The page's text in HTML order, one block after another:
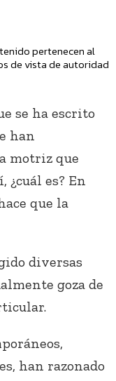
pertenecen al
de vista de autoridad
se ha escrito
han
motriz que
¿cuál es? En
que la
diversas
goza de
han razonado